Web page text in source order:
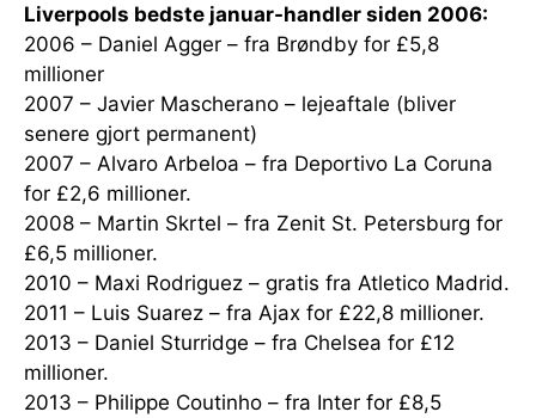
Liverpools bedste januar-handler siden 2006:
2006 – Daniel Agger – fra Brøndby for £5,8
millioner
2007 – Javier Mascherano – lejeaftale (bliver
senere gjort permanent)
2007 – Alvaro Arbeloa – fra Deportivo La Coruna
for £2,6 millioner.
2008 – Martin Skrtel – fra Zenit St. Petersburg for
£6,5 millioner.
2010 – Maxi Rodriguez – gratis fra Atletico Madrid.
2011 – Luis Suarez – fra Ajax for £22,8 millioner.
2013 – Daniel Sturridge – fra Chelsea for £12
millioner.
2013 – Philippe Coutinho – fra Inter for £8,5